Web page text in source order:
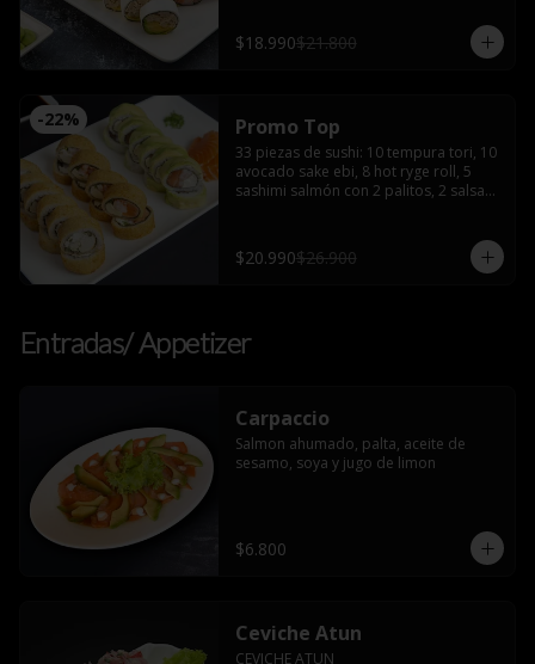
$18.990$21.800
-22% Promo Top
33 piezas de sushi: 10 tempura tori, 10
avocado sake ebi, 8 hot ryge roll, 5
sashimi salmón con 2 palitos, 2 salsas
$20.990$26.900
Entradas/ Appetizer
Carpaccio
Salmon ahumado, palta, aceite de
sesamo, soya y jugo de limon
$6.800
Ceviche Atun
CEVICHE ATUN